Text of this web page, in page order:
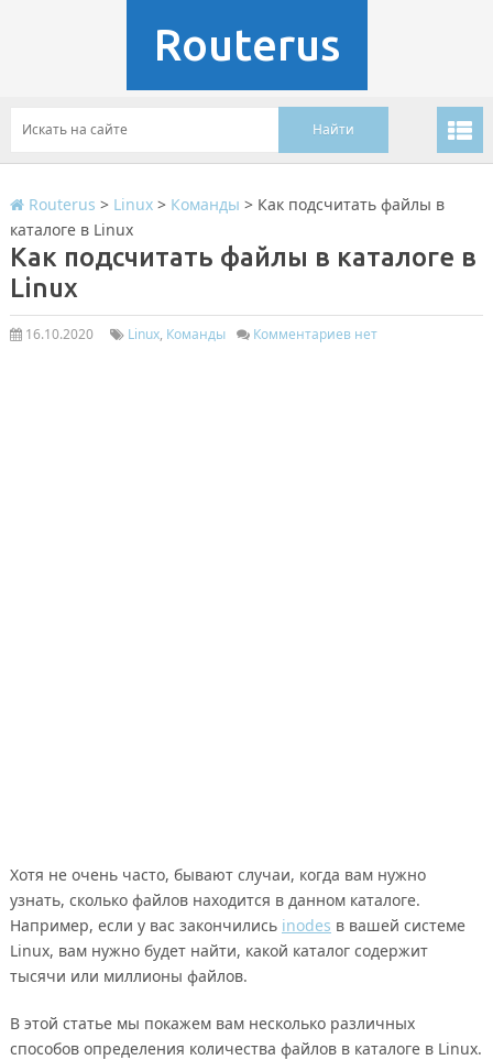
Routerus
Routerus > Linux> Команды > Как подсчитать файлы в
каталоге в Linux
Как подсчитать файлы в каталоге в
Linux
16.10.2020 Linux, Команды Комментариев нет
Хотя не очень часто, бывают случаи, когда вам нужно
узнать, сколько файлов находится в данном каталоге.
Например, если у вас закончились inodes в вашей системе
Linux, вам нужно будет найти, какой каталог содержит
тысячи или миллионы файлов.
В этой статье мы покажем вам несколько различных
способов определения количества файлов в каталоге в Linux.